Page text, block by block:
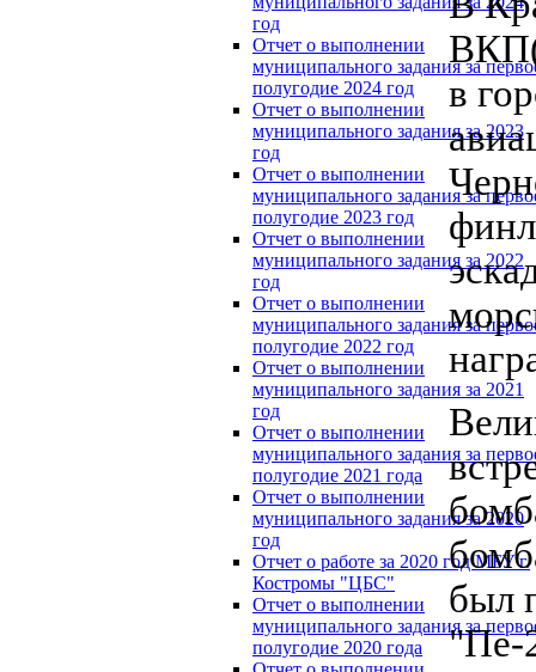
год
Отчет о выполнении
муниципального задания за
полугодие 2024 год
Отчет о выполнении
муниципального задания за 2023
год
Отчет о выполнении
муниципального задания за
полугодие 2023 год
Отчет о выполнении
муниципального задания за 2022
год
Отчет о выполнении
муниципального задания за
полугодие 2022 год
Отчет о выполнении
муниципального задания за 2021
год
Отчет о выполнении
муниципального задания за
полугодие 2021 года
Отчет о выполнении
муниципального задания за 2020
год
Отчет о работе за 2020 год МБУ г.
Костромы "ЦБС"
Отчет о выполнении
муниципального задания за
полугодие 2020 года
в
был
"Пе-